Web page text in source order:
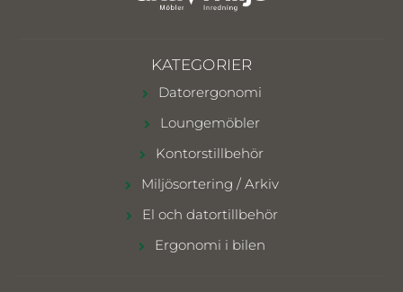
KATEGORIER
Datorergonomi
Loungemöbler
Kontorstillbehör
Miljösortering / Arkiv
El och datortillbehör
Ergonomi i bilen